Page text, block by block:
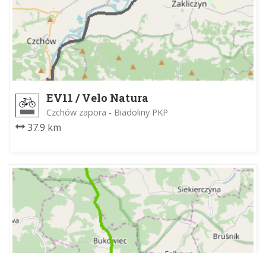
EV11 / Velo Natura
Czchów zapora - Biadoliny PKP
37.9 km